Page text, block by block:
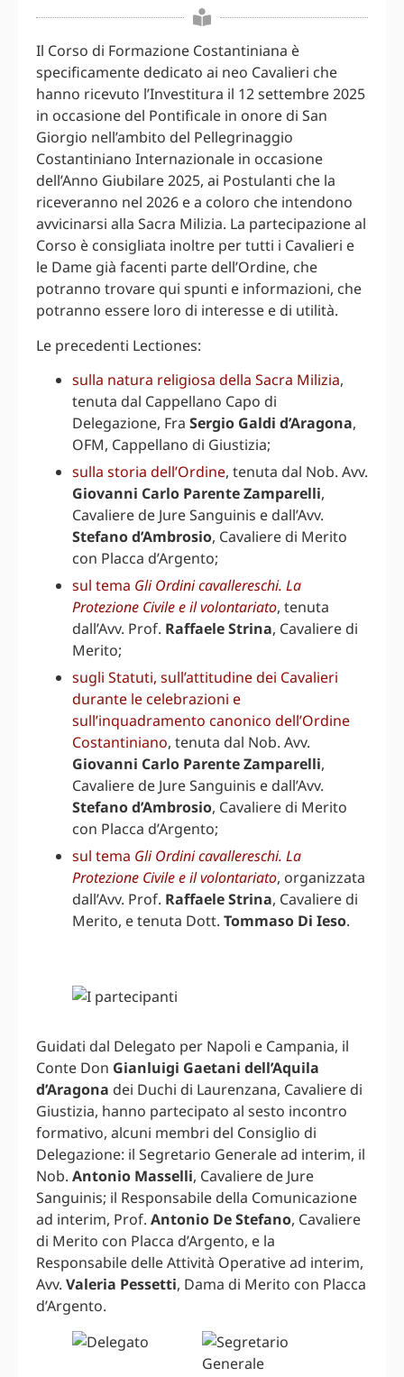
Il Corso di Formazione Costantiniana è
specificamente dedicato ai neo Cavalieri che
hanno ricevuto l’Investitura il 12 settembre 2025
in occasione del Pontificale in onore di San
Giorgio nell’ambito del Pellegrinaggio
Costantiniano Internazionale in occasione
dell’Anno Giubilare 2025, ai Postulanti che la
riceveranno nel 2026 e a coloro che intendono
avvicinarsi alla Sacra Milizia. La partecipazione al
Corso è consigliata inoltre per tutti i Cavalieri e
le Dame già facenti parte dell’Ordine, che
potranno trovare qui spunti e informazioni, che
potranno essere loro di interesse e di utilità.
Le precedenti Lectiones:
sulla natura religiosa della Sacra Milizia,
tenuta dal Cappellano Capo di
Delegazione, Fra Sergio Galdi d’Aragona,
OFM, Cappellano di Giustizia;
sulla storia dell’Ordine, tenuta dal Nob. Avv.
Giovanni Carlo Parente Zamparelli,
Cavaliere de Jure Sanguinis e dall’Avv.
Stefano d’Ambrosio, Cavaliere di Merito
con Placca d’Argento;
sul tema Gli Ordini cavallereschi. La
Protezione Civile e il volontariato, tenuta
dall’Avv. Prof. Raffaele Strina, Cavaliere di
Merito;
sugli Statuti, sull’attitudine dei Cavalieri
durante le celebrazioni e
sull’inquadramento canonico dell’Ordine
Costantiniano, tenuta dal Nob. Avv.
Giovanni Carlo Parente Zamparelli,
Cavaliere de Jure Sanguinis e dall’Avv.
Stefano d’Ambrosio, Cavaliere di Merito
con Placca d’Argento;
sul tema Gli Ordini cavallereschi. La
Protezione Civile e il volontariato, organizzata
dall’Avv. Prof. Raffaele Strina, Cavaliere di
Merito, e tenuta Dott. Tommaso Di Ieso.
Guidati dal Delegato per Napoli e Campania, il
Conte Don Gianluigi Gaetani dell’Aquila
d’Aragona dei Duchi di Laurenzana, Cavaliere di
Giustizia, hanno partecipato al sesto incontro
formativo, alcuni membri del Consiglio di
Delegazione: il Segretario Generale ad interim, il
Nob. Antonio Masselli, Cavaliere de Jure
Sanguinis; il Responsabile della Comunicazione
ad interim, Prof. Antonio De Stefano, Cavaliere
di Merito con Placca d’Argento, e la
Responsabile delle Attività Operative ad interim,
Avv. Valeria Pessetti, Dama di Merito con Placca
d’Argento.